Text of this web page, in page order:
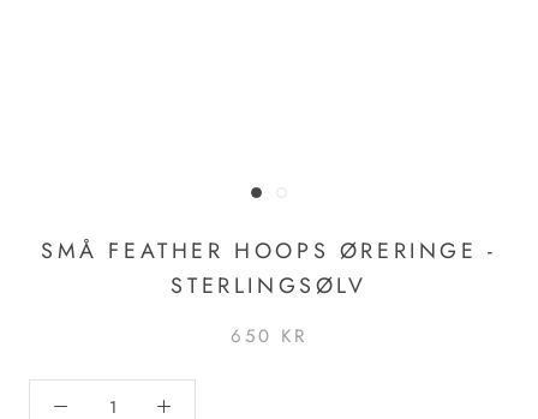
SMÅ FEATHER HOOPS ØRERINGE -
STERLINGSØLV
650 KR